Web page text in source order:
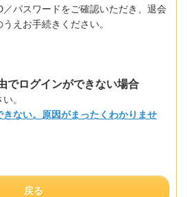
パスワードをご確認いただき、退会
えお手続きください。
でログインができない場合
。
ない。原因がまったくわかりませ
戻る